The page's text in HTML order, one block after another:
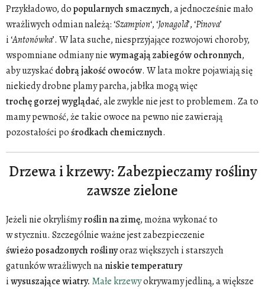
Przykładowo, dopopularnych smacznych, a jednocześnie mało
wrażliwych odmian należą: ‘Szampion‘, ‘Jonagold’, ‘Pinova’
i ‘Antonówka’. W lata suche, niesprzyjające rozwojowi choroby,
wspomniane odmiany niewymagajązabiegówochronnych,
aby uzyskać dobrąjakośćowoców. W lata mokre pojawiają się
niekiedy drobne plamy parcha, jabłka mogą więc
trochęgorzejwyglądać, ale zwykle nie jest to problemem. Za to
mamy pewność, że takie owoce na pewno nie zawierają
pozostałości pośrodkach chemicznych.
Drzewa i krzewy: Zabezpieczamy rośliny
zawsze zielone
Jeżeli nie okryliśmyroślin na zimę, można wykonać to
w styczniu. Szczególnie ważne jest zabezpieczenie
świeżoposadzonych roślinyoraz większych i starszych
gatunków wrażliwych naniskietemperatury
iwysuszającewiatry. Małe krzewyokrywamy jedliną, a większe